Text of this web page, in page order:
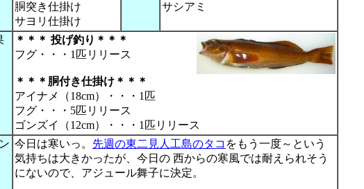
胴突き仕掛け
サヨリ仕掛け
サシアミ
＊＊＊ 投げ釣り＊＊＊
フグ・・・1匹リリース
＊＊＊ 胴付き仕掛け ＊＊＊
アイナメ（18cm）・・・1匹
フグ・・・5匹リリース
ゴンズイ（12cm）・・・1匹リリース
今日は寒いっ。 先週の東二見人工島のタコ をもう一度～という
気持ちは大きかったが、今日の 西からの寒風では耐えられそう
にないので、アジュール舞子に決定。